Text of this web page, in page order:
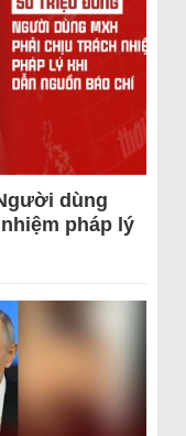
dùng
pháp lý